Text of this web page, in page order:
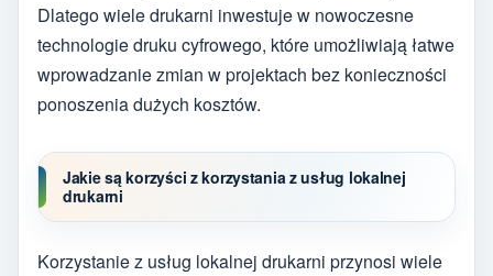
Dlatego wiele drukarni inwestuje w nowoczesne
technologie druku cyfrowego, które umożliwiają łatwe
wprowadzanie zmian w projektach bez konieczności
ponoszenia dużych kosztów.
Jakie są korzyści z korzystania z usług lokalnej
drukarni
Korzystanie z usług lokalnej drukarni przynosi wiele